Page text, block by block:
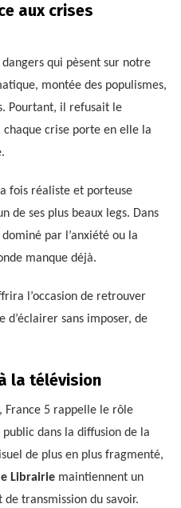
aux crises
qui pèsent sur notre
montée des populismes,
Pourtant, il refusait le
crise porte en elle la
fois réaliste et porteuse
de ses plus beaux legs. Dans
par l’anxiété ou la
manque déjà.
l’occasion de retrouver
d’éclairer sans imposer, de
la télévision
France 5 rappelle le rôle
dans la diffusion de la
de plus en plus fragmenté,
Librairie maintiennent un
transmission du savoir.